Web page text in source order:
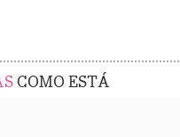
COMO ESTÁ